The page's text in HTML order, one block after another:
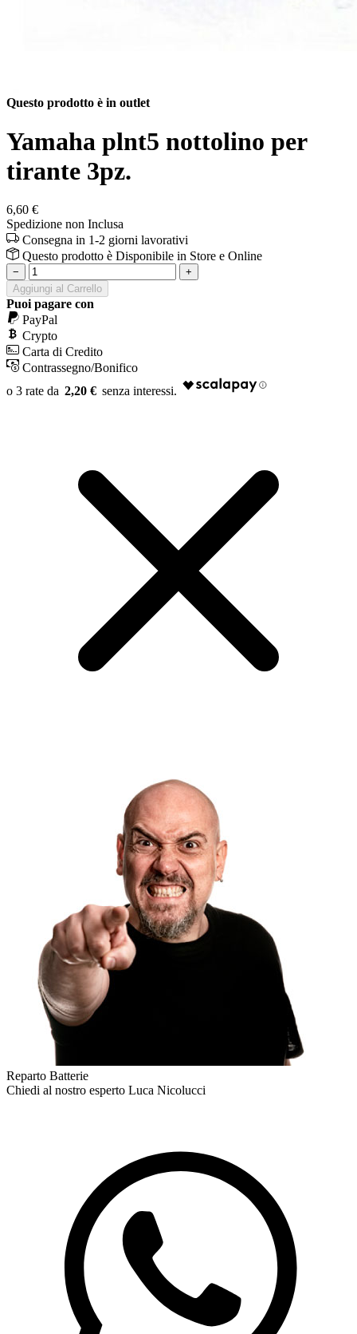
Questo prodotto è in outlet
Yamaha plnt5 nottolino per
tirante 3pz.
6,60 €
Spedizione non Inclusa
Consegna in 1-2 giorni lavorativi
Questo prodotto è Disponibile in Store e Online
−
+
Aggiungi al Carrello
Puoi pagare con
PayPal
Crypto
Carta di Credito
Contrassegno/Bonifico
2,20 €
Reparto Batterie
Chiedi al nostro esperto Luca Nicolucci